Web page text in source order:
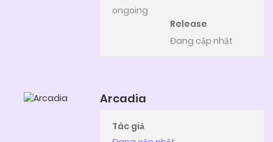
ongoing
Release
Đang cập nhật
Arcadia
Tác giả